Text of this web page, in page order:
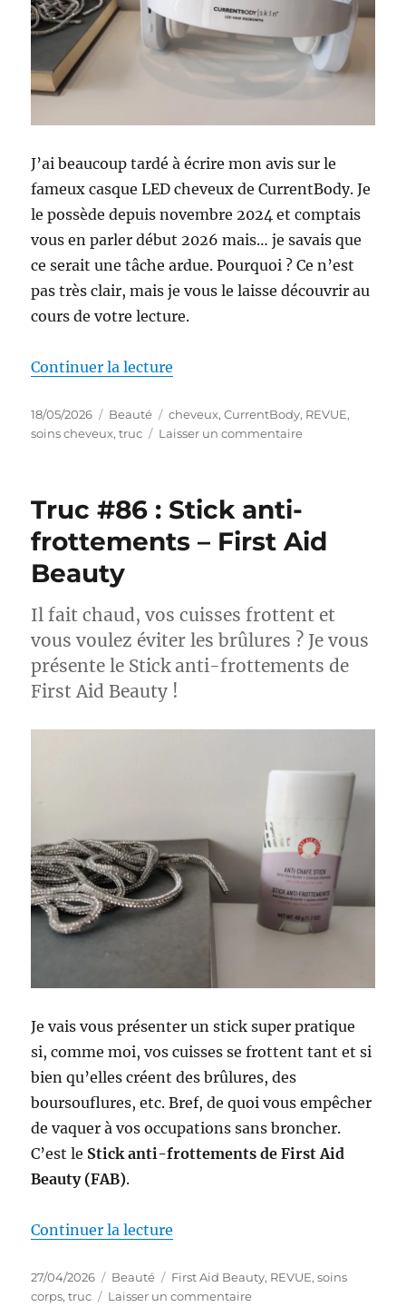
J’ai beaucoup tardé à écrire mon avis sur le
fameux casque LED cheveux de CurrentBody. Je
le possède depuis novembre 2024 et comptais
vous en parler début 2026 mais… je savais que
ce serait une tâche ardue. Pourquoi ? Ce n’est
pas très clair, mais je vous le laisse découvrir au
cours de votre lecture.
Continuer la lecture
Publié
le
18/05/2026 Catégories
Beauté Étiquettes
cheveux,CurrentBody, REVUE,
soins cheveux,truc Laisser un commentairesur
LED
Cheveux
Truc #86 : Stick anti-
frottements – First Aid
Beauty
Il fait chaud, vos cuisses frottent et
vous voulez éviter les brûlures ? Je vous
présente le Stick anti-frottements de
First Aid Beauty !
Je vais vous présenter un stick super pratique
si, comme moi, vos cuisses se frottent tant et si
bien qu’elles créent des brûlures, des
boursouflures, etc. Bref, de quoi vous empêcher
de vaquer à vos occupations sans broncher.
C’est le Stick anti-frottements de First Aid
Beauty (FAB).
Continuer la lecture
Publié
le
27/04/2026 Catégories
Beauté Étiquettes
First Aid Beauty, REVUE,soins
corps,truc Laisser un commentairesur